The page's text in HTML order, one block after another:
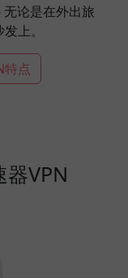
论是在外出旅
上。
特点
VPN